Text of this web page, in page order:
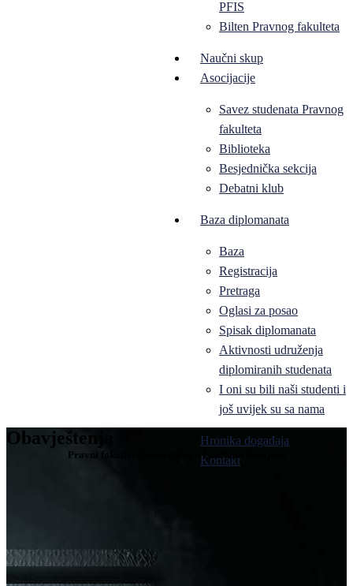
PFIS
Bilten Pravnog fakulteta
Naučni skup
Asocijacije
Savez studenata Pravnog
fakulteta
Biblioteka
Besjednička sekcija
Debatni klub
Baza diplomanata
Baza
Registracija
Pretraga
Oglasi za posao
Spisak diplomanata
Aktivnosti udruženja
diplomiranih studenata
I oni su bili naši studenti i
još uvijek su sa nama
Hronika događaja
Kontakt
Obavještenja
Pravni fakultet Univerziteta u Istočnom Sarajevu